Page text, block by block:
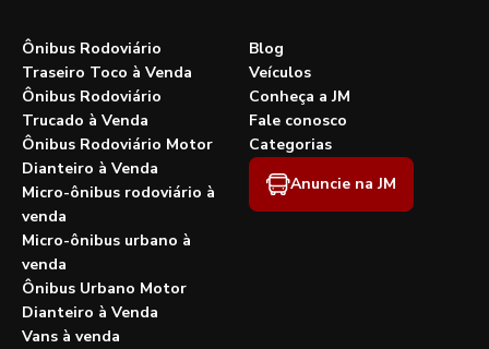
Ônibus Rodoviário
Traseiro Toco à Venda
Ônibus Rodoviário
Trucado à Venda
Ônibus Rodoviário Motor
Dianteiro à Venda
Micro-ônibus rodoviário à
venda
Micro-ônibus urbano à
venda
Ônibus Urbano Motor
Dianteiro à Venda
Vans à venda
Blog
Veículos
Conheça a JM
Fale conosco
Categorias
Anuncie na JM